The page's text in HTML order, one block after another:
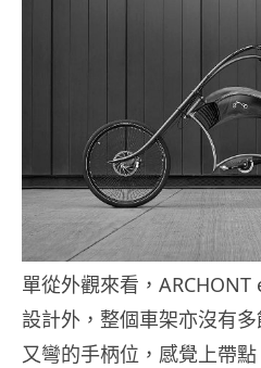
單從外觀來看，
設計外，整個車架亦沒有
又彎的手柄位，感覺上帶